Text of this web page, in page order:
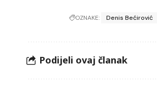
OZNAKE: Denis Bećirović
Podijeli ovaj članak